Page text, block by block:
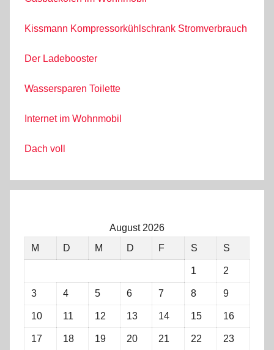
Kissmann Kompressorkühlschrank Stromverbrauch
Der Ladebooster
Wassersparen Toilette
Internet im Wohnmobil
Dach voll
August 2026
M
D M D F S S
1 2
3 4 5 6 7 8 9
10 11 12 13 14 15 16
17 18 19 20 21 22 23